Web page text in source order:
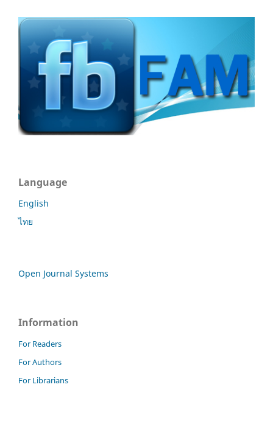
Language
English
ไทย
Open Journal Systems
Information
For Readers
For Authors
For Librarians